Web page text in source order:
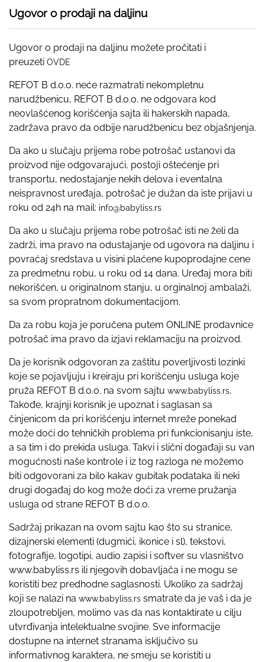
Ugovor o prodaji na daljinu
Ugovor o prodaji na daljinu možete pročitati i
preuzeti OVDE
REFOT B d.o.o. neće razmatrati nekompletnu
narudžbenicu, REFOT B d.o.o. ne odgovara kod
neovlašćenog korišćenja sajta ili hakerskih napada,
zadržava pravo da odbije narudžbenicu bez objašnjenja.
Da ako u slučaju prijema robe potrošač ustanovi da
proizvod nije odgovarajući, postoji oštećenje pri
transportu, nedostajanje nekih delova i eventalna
neispravnost uređaja, potrošač je dužan da iste prijavi u
roku od 24h na mail: info@babyliss.rs
Da ako u slučaju prijema robe potrošač isti ne želi da
zadrži, ima pravo na odustajanje od ugovora na daljinu i
povraćaj sredstava u visini plaćene kupoprodajne cene
za predmetnu robu, u roku od 14 dana. Uređaj mora biti
nekorišćen, u originalnom stanju, u orginalnoj ambalaži,
sa svom propratnom dokumentacijom.
Da za robu koja je poručena putem ONLINE prodavnice
potrošač ima pravo da izjavi reklamaciju na proizvod.
Da je korisnik odgovoran za zaštitu poverljivosti lozinki
koje se pojavljuju i kreiraju pri korišćenju usluga koje
pruža REFOT B d.o.o. na svom sajtu www.babyliss.rs.
Takođe, krajnji korisnik je upoznat i saglasan sa
činjenicom da pri korišćenju internet mreže ponekad
može doći do tehničkih problema pri funkcionisanju iste,
a sa tim i do prekida usluga. Takvi i slični događaji su van
mogućnosti naše kontrole i iz tog razloga ne možemo
biti odgovorani za bilo kakav gubitak podataka ili neki
drugi događaj do kog može doći za vreme pružanja
usluga od strane REFOT B d.o.o.
Sadržaj prikazan na ovom sajtu kao što su stranice,
dizajnerski elementi (dugmići, ikonice i sl), tekstovi,
fotografije, logotipi, audio zapisi i softver su vlasništvo
www.babyliss.rs ili njegovih dobavljača i ne mogu se
koristiti bez predhodne saglasnosti. Ukoliko za sadržaj
koji se nalazi na www.babyliss.rs smatrate da je vaš i da je
zloupotrebljen, molimo vas da nas kontaktirate u cilju
utvrđivanja intelektualne svojine. Sve informacije
dostupne na internet stranama isključivo su
informativnog karaktera, ne smeju se koristiti u